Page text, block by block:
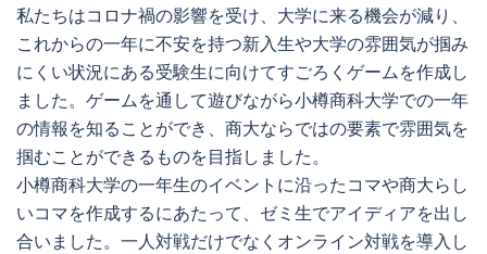
私たちはコロナ禍の影響を受け、大学に来る機会が減り、
これからの一年に不安を持つ新入生や大学の雰囲気が掴み
にくい状況にある受験生に向けてすごろくゲームを作成し
ました。ゲームを通して遊びながら小樽商科大学での一年
の情報を知ることができ、商大ならではの要素で雰囲気を
掴むことができるものを目指しました。
小樽商科大学の一年生のイベントに沿ったコマや商大らし
いコマを作成するにあたって、ゼミ生でアイディアを出し
合いました。一人対戦だけでなくオンライン対戦を導入し